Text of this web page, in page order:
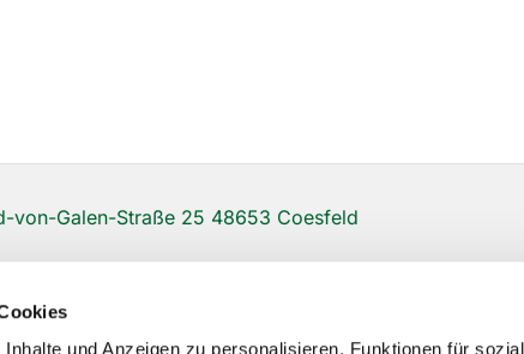
und Anzeigen zu personalisieren, Funktionen für
Galen-Straße 25 48653 Coesfeld